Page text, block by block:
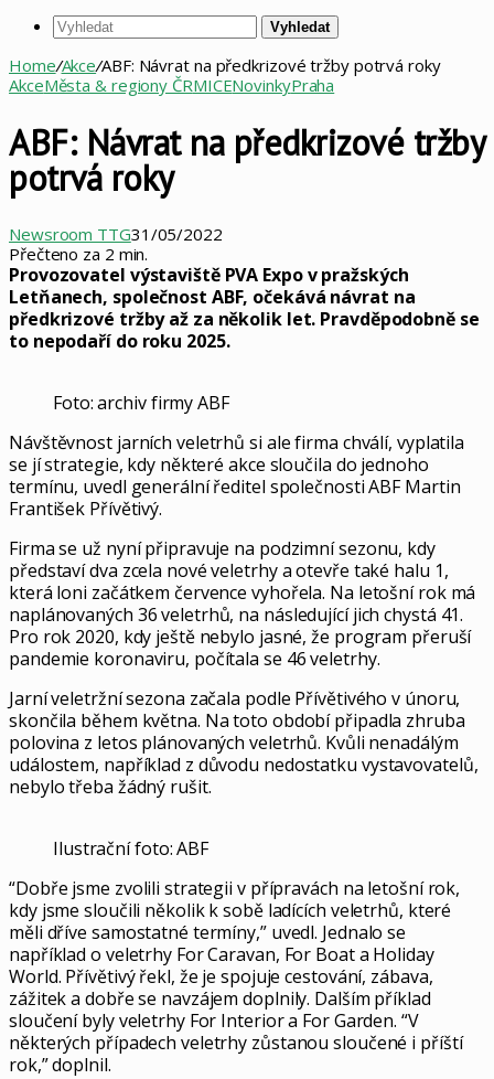
Vyhledat
Home/Akce/ABF: Návrat na předkrizové tržby potrvá roky
AkceMěsta & regiony ČRMICENovinkyPraha
ABF: Návrat na předkrizové tržby
potrvá roky
Newsroom TTG31/05/2022
Přečteno za 2 min.
Provozovatel výstaviště PVA Expo v pražských
Letňanech, společnost ABF, očekává návrat na
předkrizové tržby až za několik let. Pravděpodobně se
to nepodaří do roku 2025.
Foto: archiv firmy ABF
Návštěvnost jarních veletrhů si ale firma chválí, vyplatila
se jí strategie, kdy některé akce sloučila do jednoho
termínu, uvedl generální ředitel společnosti ABF Martin
František Přívětivý.
Firma se už nyní připravuje na podzimní sezonu, kdy
představí dva zcela nové veletrhy a otevře také halu 1,
která loni začátkem července vyhořela. Na letošní rok má
naplánovaných 36 veletrhů, na následující jich chystá 41.
Pro rok 2020, kdy ještě nebylo jasné, že program přeruší
pandemie koronaviru, počítala se 46 veletrhy.
Jarní veletržní sezona začala podle Přívětivého v únoru,
skončila během května. Na toto období připadla zhruba
polovina z letos plánovaných veletrhů. Kvůli nenadálým
událostem, například z důvodu nedostatku vystavovatelů,
nebylo třeba žádný rušit.
Ilustrační foto: ABF
“Dobře jsme zvolili strategii v přípravách na letošní rok,
kdy jsme sloučili několik k sobě ladících veletrhů, které
měli dříve samostatné termíny,” uvedl. Jednalo se
například o veletrhy For Caravan, For Boat a Holiday
World. Přívětivý řekl, že je spojuje cestování, zábava,
zážitek a dobře se navzájem doplnily. Dalším příklad
sloučení byly veletrhy For Interior a For Garden. “V
některých případech veletrhy zůstanou sloučené i příští
rok,” doplnil.